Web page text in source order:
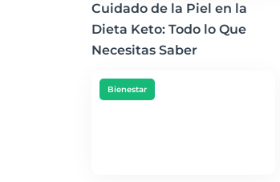
Cuidado de la Piel en la
Dieta Keto: Todo lo Que
Necesitas Saber
Bienestar